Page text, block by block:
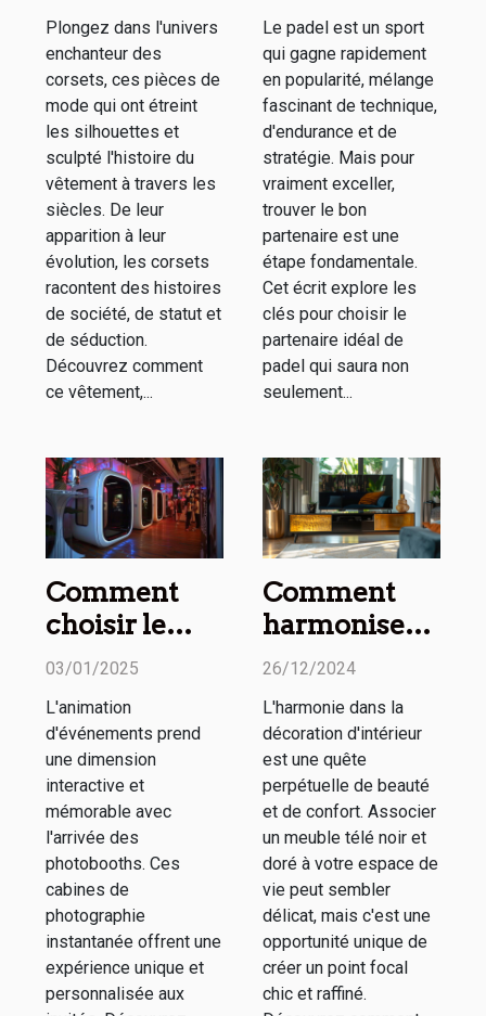
siècles
Plongez dans l'univers
enchanteur des
corsets, ces pièces de
mode qui ont étreint
les silhouettes et
sculpté l'histoire du
vêtement à travers les
siècles. De leur
apparition à leur
évolution, les corsets
racontent des histoires
de société, de statut et
de séduction.
Découvrez comment
ce vêtement,...
améliorer
votre jeu
Le padel est un sport
qui gagne rapidement
en popularité, mélange
fascinant de technique,
d'endurance et de
stratégie. Mais pour
vraiment exceller,
trouver le bon
partenaire est une
étape fondamentale.
Cet écrit explore les
clés pour choisir le
partenaire idéal de
padel qui saura non
seulement...
Comment
choisir le
meilleur
pour votre
événement
spécial
03/01/2025
L'animation
d'événements prend
une dimension
interactive et
mémorable avec
l'arrivée des
photobooths. Ces
cabines de
photographie
instantanée offrent une
expérience unique et
personnalisée aux
Comment
harmoniser
un meuble
doré avec
votre décor
26/12/2024
L'harmonie dans la
décoration d'intérieur
est une quête
perpétuelle de beauté
et de confort. Associer
un meuble télé noir et
doré à votre espace de
vie peut sembler
délicat, mais c'est une
opportunité unique de
créer un point focal
chic et raffiné.